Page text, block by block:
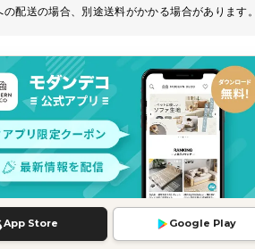
の配送の場合、別途送料がかかる場合があります。
App Store Google Play